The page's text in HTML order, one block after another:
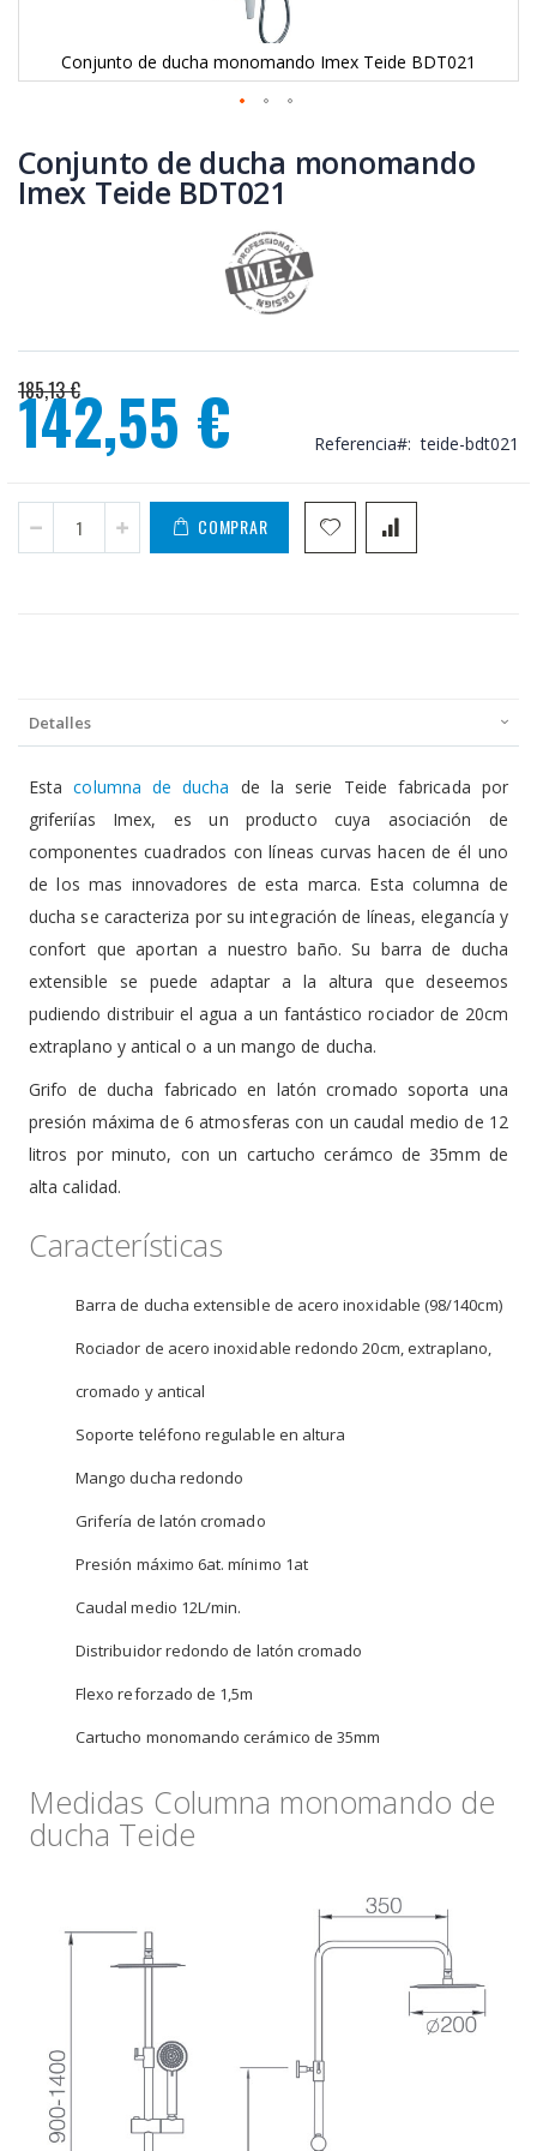
Conjunto de ducha monomando Imex Teide BDT021
al
comienzo
de
Conjunto de ducha monomando
Imex Teide BDT021
185,13 €
Precio
especial
142,55 € Referencia teide-bdt021
COMPRAR
Detalles
Estacolumna de ducha de la serie Teide fabricada por
griferiías Imex, es un producto cuya asociación de
componentes cuadrados con líneas curvas hacen de él uno
de los mas innovadores de esta marca. Esta columna de
ducha se caracteriza por su integración de líneas, elegancía y
confort que aportan a nuestro baño. Su barra de ducha
extensible se puede adaptar a la altura que deseemos
pudiendo distribuir el agua a un fantástico rociador de 20cm
extraplano y antical o a un mango de ducha.
Grifo de ducha fabricado en latón cromado soporta una
presión máxima de 6 atmosferas con un caudal medio de 12
litros por minuto, con un cartucho cerámco de 35mm de
alta calidad.
Características
Barra de ducha extensible de acero inoxidable (98/140cm)
Rociador de acero inoxidable redondo 20cm, extraplano,
cromado y antical
Soporte teléfono regulable en altura
Mango ducha redondo
Grifería de latón cromado
Presión máximo 6at. mínimo 1at
Caudal medio 12L/min.
Distribuidor redondo de latón cromado
Flexo reforzado de 1,5m
Cartucho monomando cerámico de 35mm
Medidas Columna monomando de
ducha Teide